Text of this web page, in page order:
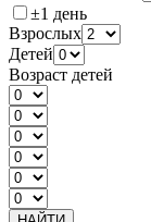
±1 день
Взрослых
Детей
Возраст детей